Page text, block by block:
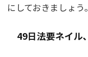
にしておきましょう。
49日法要ネイル